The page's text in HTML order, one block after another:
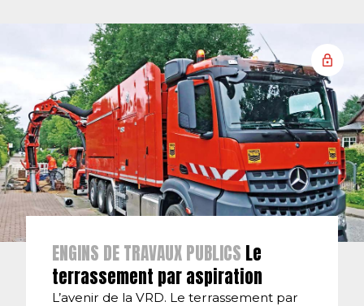
ENGINS DE TRAVAUX PUBLICS Le
terrassement par aspiration
L’avenir de la VRD. Le terrassement par